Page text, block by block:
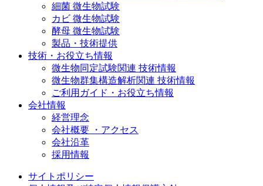
細菌 微生物試験
カビ 微生物試験
酵母 微生物試験
製品・技術提供
技術・お役立ち情報
微生物同定試験関連 技術情報
微生物群集構造解析関連 技術情報
ご利用ガイド・お役立ち情報
会社情報
経営理念
会社概要 ・アクセス
会社沿革
採用情報
サイトポリシー